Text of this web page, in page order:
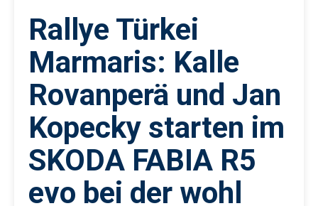
Rallye Türkei
Marmaris: Kalle
Rovanperä und Jan
Kopecky starten im
SKODA FABIA R5
evo bei der wohl